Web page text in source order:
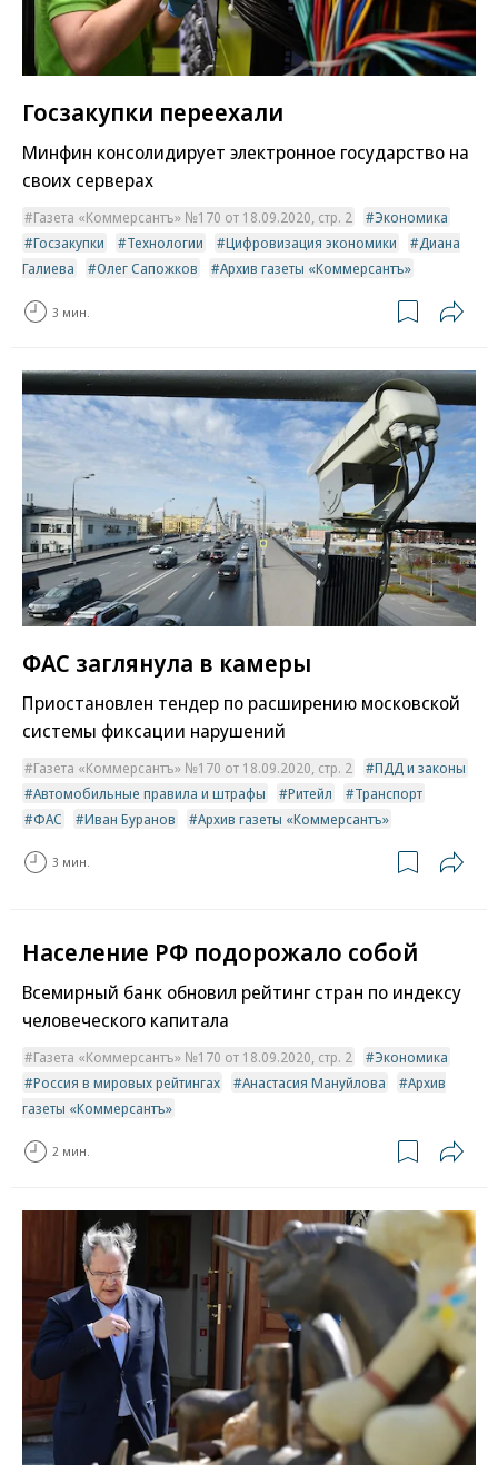
Госзакупки переехали
Минфин консолидирует электронное государство на
своих серверах
Газета «Коммерсантъ» №170 от 18.09.2020, стр. 2
Экономика
Госзакупки
Технологии Цифровизация экономики
Диана
Галиева
Олег Сапожков Архив газеты «Коммерсантъ»
3 мин.
ФАС заглянула в камеры
Приостановлен тендер по расширению московской
системы фиксации нарушений
Газета «Коммерсантъ» №170 от 18.09.2020, стр. 2
ПДД и законы
Автомобильные правила и штрафы
Ритейл
Транспорт
ФАС
Иван Буранов Архив газеты «Коммерсантъ»
3 мин.
Население РФ подорожало собой
Всемирный банк обновил рейтинг стран по индексу
человеческого капитала
Газета «Коммерсантъ» №170 от 18.09.2020, стр. 2
Экономика
Россия в мировых рейтингах
Анастасия Мануйлова
Архив
газеты «Коммерсантъ»
2 мин.